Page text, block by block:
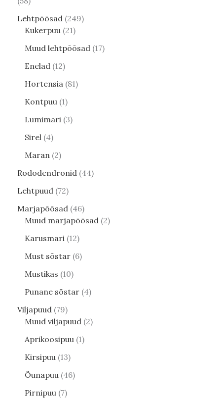
Lehtpõõsad 249
Kukerpuu 21
Muud lehtpõõsad 17
Enelad 12
Hortensia 81
Kontpuu 1
Lumimari 3
Sirel 4
Maran 2
Rododendronid 44
Lehtpuud 72
Marjapõõsad 46
Muud marjapõõsad 2
Karusmari 12
Must sõstar 6
Mustikas 10
Punane sõstar 4
Viljapuud 79
Muud viljapuud 2
Aprikoosipuu 1
Kirsipuu 13
Õunapuu 46
Pirnipuu 7